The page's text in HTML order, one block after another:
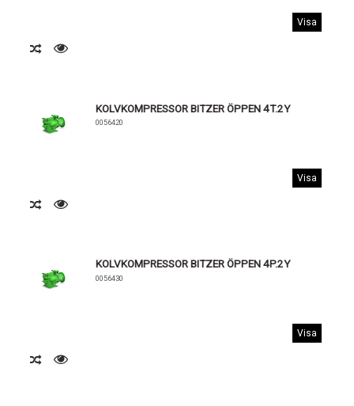
Visa
KOLVKOMPRESSOR BITZER ÖPPEN 4T.2Y
0056420
Visa
KOLVKOMPRESSOR BITZER ÖPPEN 4P.2Y
0056430
Visa